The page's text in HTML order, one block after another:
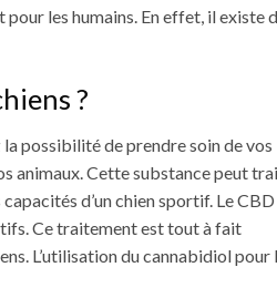
pour les humains. En effet, il existe
?
possibilité de prendre soin de vos
animaux. Cette substance peut
d’un chien sportif. Le
Ce traitement est tout à fait
L’utilisation du cannabidiol pour